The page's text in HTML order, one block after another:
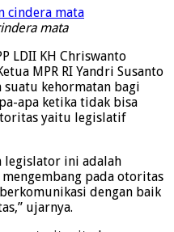
mata
LDII KH Chriswanto
MPR RI Yandri Susanto
kehormatan bagi
apa ketika tidak bisa
yaitu legislatif
legislator ini adalah
pada otoritas
dengan baik
ujarnya.